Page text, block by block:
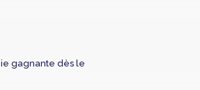
gagnante dès le